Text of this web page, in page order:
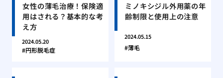
女性の薄毛治療！保険適
用はされる？基本的な考
え方
2024.05.20
円形脱毛症
ミノキシジル外用薬の年
齢制限と使用上の注意
2024.05.15
薄毛